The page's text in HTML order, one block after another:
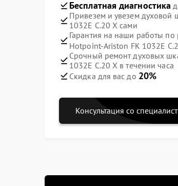
Бесплатная диагностика
Привезем и увезем
1032E C.20 X сами
Гарантия на наши работы
Hotpoint-Ariston FK 1032E
Срочный ремонт духовых
1032E C.20 X в течении часа
Скидка для вас до 20%
Консультация со